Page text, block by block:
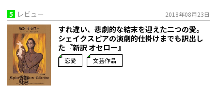
5 レビュー 2018年08月23日
すれ違い、悲劇的な結末を迎えた二つの愛。
シェイクスピアの演劇的仕掛けまでも訳出し
た『新訳 オセロー』
恋愛 文芸作品